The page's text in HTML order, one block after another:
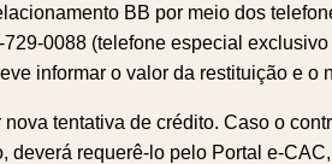
BB por meio dos
0088 (telefone especial
informar o valor da restituição e o
tentativa de crédito. Caso o
deverá requerê-lo pelo Portal e-